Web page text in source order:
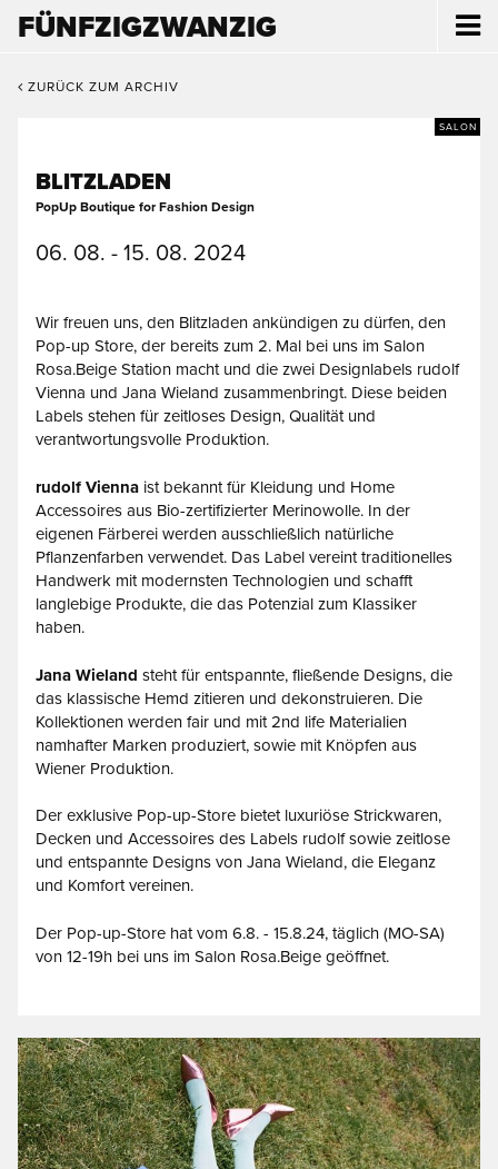
FÜNFZIGZWANZIG
ZURÜCK ZUM ARCHIV
SALON
BLITZLADEN
PopUp Boutique for Fashion Design
06. 08. - 15. 08. 2024
Wir freuen uns, den Blitzladen ankündigen zu dürfen, den
Pop-up Store, der bereits zum 2. Mal bei uns im Salon
Rosa.Beige Station macht und die zwei Designlabels rudolf
Vienna und Jana Wieland zusammenbringt. Diese beiden
Labels stehen für zeitloses Design, Qualität und
verantwortungsvolle Produktion.
rudolf Vienna ist bekannt für Kleidung und Home
Accessoires aus Bio-zertifizierter Merinowolle. In der
eigenen Färberei werden ausschließlich natürliche
Pflanzenfarben verwendet. Das Label vereint traditionelles
Handwerk mit modernsten Technologien und schafft
langlebige Produkte, die das Potenzial zum Klassiker
haben.
Jana Wieland steht für entspannte, fließende Designs, die
das klassische Hemd zitieren und dekonstruieren. Die
Kollektionen werden fair und mit 2nd life Materialien
namhafter Marken produziert, sowie mit Knöpfen aus
Wiener Produktion.
Der exklusive Pop-up-Store bietet luxuriöse Strickwaren,
Decken und Accessoires des Labels rudolf sowie zeitlose
und entspannte Designs von Jana Wieland, die Eleganz
und Komfort vereinen.
Der Pop-up-Store hat vom 6.8. - 15.8.24, täglich (MO-SA)
von 12-19h bei uns im Salon Rosa.Beige geöffnet.